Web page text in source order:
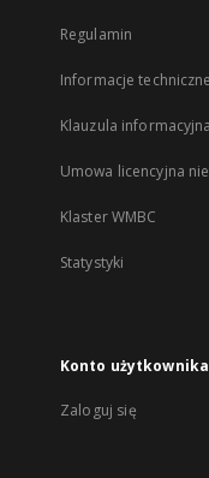
Regulamin
Informacje techniczne
Klauzula
Umowa licencyjna
Klaster WMBC
Statystyki
Konto użytkownika
Zaloguj się